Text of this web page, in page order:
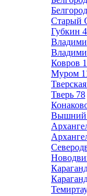
Белгород
Старый
Губкин 4
Ковров
Муром
Тверь 78
Вышний